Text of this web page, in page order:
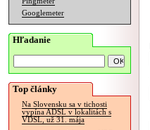
Googlemeter
Hľadanie
Top články
Na Slovensku sa v tichosti
vypína ADSL v lokalitách s
VDSL, už 31. mája